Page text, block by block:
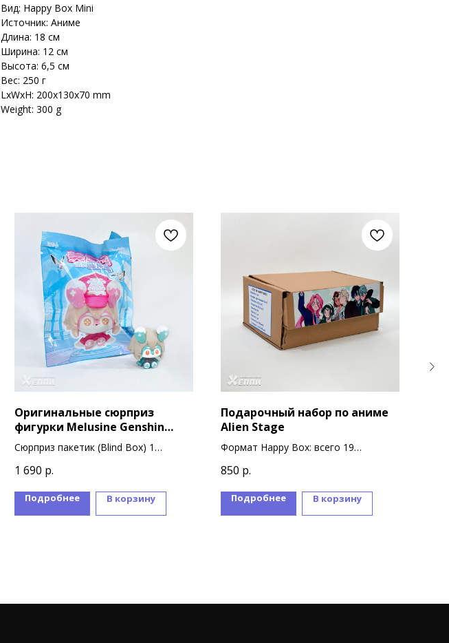
Вид: Happy Box Mini
Источник: Аниме
Длина: 18 см
Ширина: 12 см
Высота: 6,5 см
Вес: 250 г
LxWxH: 200x130x70 mm
Weight: 300 g
Оригинальные сюрприз
фигурки Melusine Genshin
Impact
Сюрприз пакетик (Blind Box) 1
В коллекции 18 вариантов дизайна
фигурок
1 690 р.
Подробнее В корзину
Подарочный набор по аниме
Alien Stage
Формат Happy Box: всего 19
850 р.
Подробнее В корзину